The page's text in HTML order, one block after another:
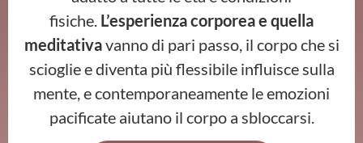
fisiche. L’esperienza corporea e quella
meditativavanno di pari passo, il corpo che si
scioglie e diventa più flessibile influisce sulla
mente, e contemporaneamente le emozioni
pacificate aiutano il corpo a sbloccarsi.